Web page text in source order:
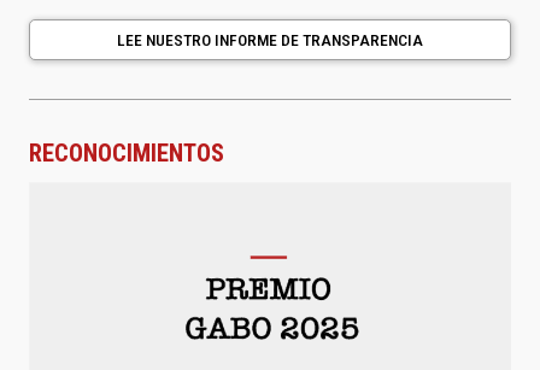
LEE NUESTRO INFORME DE TRANSPARENCIA
RECONOCIMIENTOS